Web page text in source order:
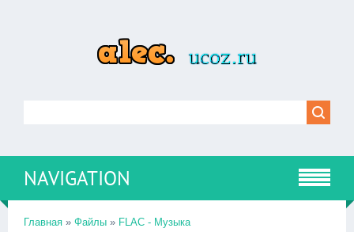
NAVIGATION
Главная » Файлы » FLAC - Музыка